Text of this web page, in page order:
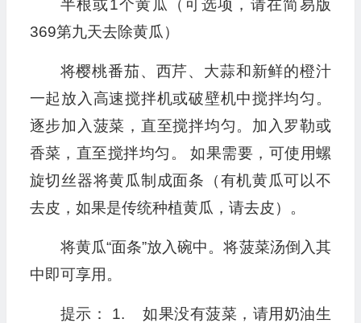
半根或1个黄瓜（可选项，请在简易版
369第九天去除黄瓜）
将樱桃番茄、西芹、大蒜和新鲜的橙汁
一起放入高速搅拌机或破壁机中搅拌均匀。
逐步加入菠菜，直至搅拌均匀。加入罗勒或
香菜，直至搅拌均匀。 如果需要，可使用螺
旋切丝器将黄瓜制成面条（有机黄瓜可以不
去皮，如果是传统种植黄瓜，请去皮）。
将黄瓜“面条”放入碗中。将菠菜汤倒入其
中即可享用。
提示： 1. 如果没有菠菜，请用奶油生